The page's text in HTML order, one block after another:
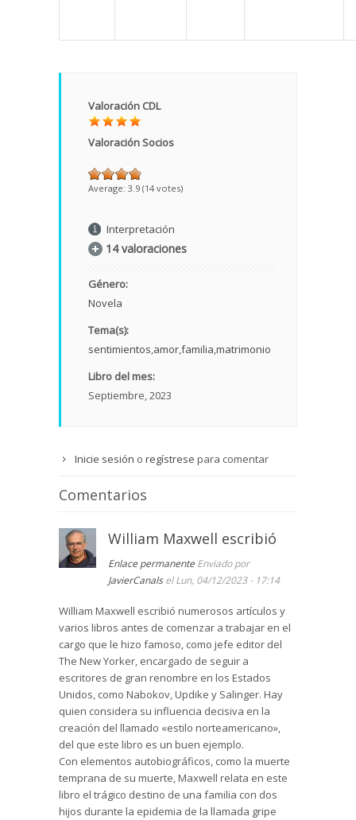
Valoración CDL
Valoración Socios
Average: 3.9 (14 votes)
Interpretación
14 valoraciones
Género:
Novela
Tema(s):
sentimientos amorfamilia matrimonio
Libro del mes:
Septiembre, 2023
Inicie sesión o regístrese para comentar
Comentarios
William Maxwell escribió
Enlace permanente Enviado por
JavierCanalsel Lun, 04/12/2023 - 17:14
William Maxwell escribió numerosos artículos y
varios libros antes de comenzar a trabajar en el
cargo que le hizo famoso, como jefe editor del
The New Yorker, encargado de seguir a
escritores de gran renombre en los Estados
Unidos, como Nabokov, Updike y Salinger. Hay
quien considera su influencia decisiva en la
creación del llamado «estilo norteamericano»,
del que este libro es un buen ejemplo.
Con elementos autobiográficos, como la muerte
temprana de su muerte, Maxwell relata en este
libro el trágico destino de una familia con dos
hijos durante la epidemia de la llamada gripe